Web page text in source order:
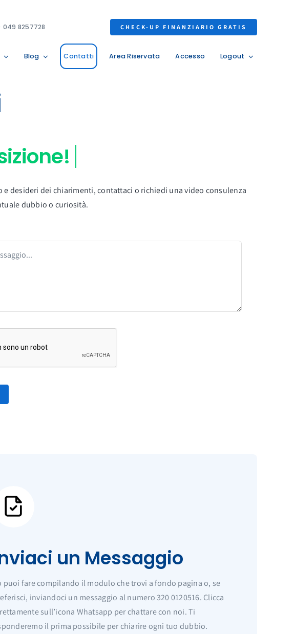
8257728 CHECK-UP FINANZIARIO GRATIS
Blog Contatti Area Riservata Accesso Logout
desideri dei chiarimenti, contattaci o richiedi una video consulenza
dubbio o curiosità.
un Messaggio
puoi fare compilando il modulo che trovi a fondo pagina o, se
inviandoci un messaggio al numero 320 0120516. Clicca
sull’icona Whatsapp per chattare con noi. Ti
il prima possibile per chiarire ogni tuo dubbio.